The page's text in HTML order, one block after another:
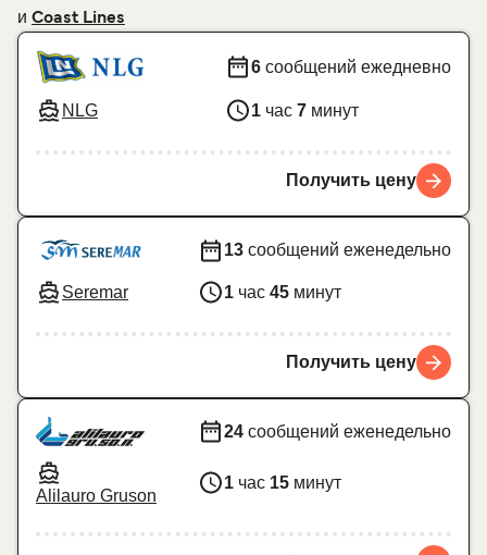
и Coast Lines
NLG
6 сообщений ежедневно
1 час 7 минут
Получить цену
Seremar
13 сообщений еженедельно
1 час 45 минут
Получить цену
Alilauro Gruson
24 сообщений еженедельно
1 час 15 минут